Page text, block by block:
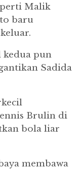
Malik
baru
kedua pun
Sadida
Brulin di
bola liar
membawa